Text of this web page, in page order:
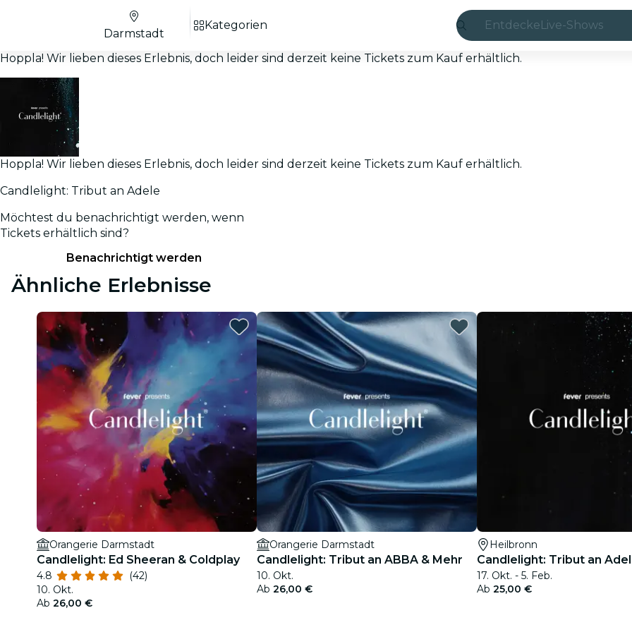
EntdeckeLive-Shows
Restaurants
Darmstadt
Kategorien
Hoppla! Wir lieben dieses Erlebnis, doch leider sind derzeit keine Tickets zum Kauf erhältlich.
Hoppla! Wir lieben dieses Erlebnis, doch leider sind derzeit keine Tickets zum Kauf erhältlich.
Candlelight: Tribut an Adele
Möchtest du benachrichtigt werden, wenn
Tickets erhältlich sind?
Benachrichtigt werden
Ähnliche Erlebnisse
Orangerie Darmstadt
Candlelight: Ed Sheeran & Coldplay
4.8
(42)
10. Okt.
Ab 26,00 €
Orangerie Darmstadt
Candlelight: Tribut an ABBA & Mehr
10. Okt.
Ab 26,00 €
Heilbronn
Candlelight: Tribut an
17. Okt. - 5. Feb.
Ab 25,00 €